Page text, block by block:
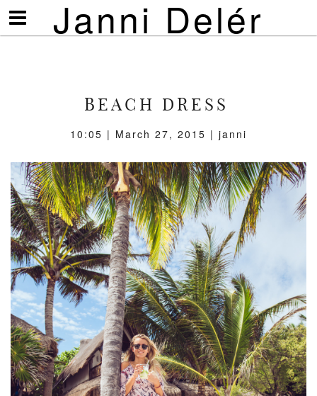
Janni Delér
Visa/göm
meny
BEACH DRESS
10:05 | March 27, 2015 | janni